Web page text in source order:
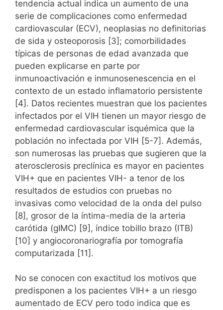
tendencia actual indica un aumento de una
serie de complicaciones como enfermedad
cardiovascular (ECV), neoplasias no definitorias
de sida y osteoporosis [3]; comorbilidades
típicas de personas de edad avanzada que
pueden explicarse en parte por
inmunoactivación e inmunosenescencia en el
contexto de un estado inflamatorio persistente
[4]. Datos recientes muestran que los pacientes
infectados por el VIH tienen un mayor riesgo de
enfermedad cardiovascular isquémica que la
población no infectada por VIH [5-7]. Además,
son numerosas las pruebas que sugieren que la
aterosclerosis preclínica es mayor en pacientes
VIH+ que en pacientes VIH- a tenor de los
resultados de estudios con pruebas no
invasivas como velocidad de la onda del pulso
[8], grosor de la íntima-media de la arteria
carótida (gIMC) [9], índice tobillo brazo (ITB)
[10] y angiocoronariografía por tomografía
computarizada [11].
No se conocen con exactitud los motivos que
predisponen a los pacientes VIH+ a un riesgo
aumentado de ECV pero todo indica que es